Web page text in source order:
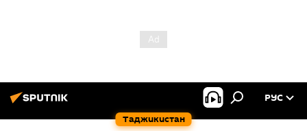
Таджикистан
РУС